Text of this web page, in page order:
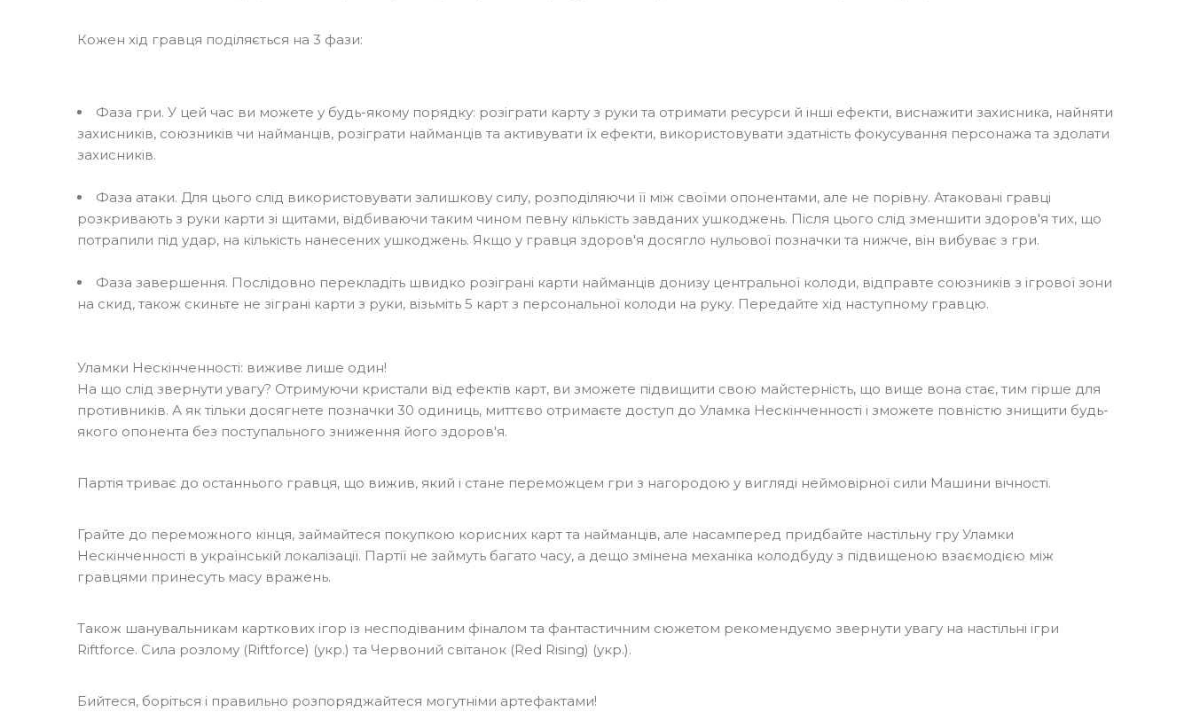
Кожен хід гравця поділяється на 3 фази:
Фаза гри. У цей час ви можете у будь-якому порядку: розіграти карту з руки та отримати ресурси й інші ефекти, виснажити захисника, найняти
захисників, союзників чи найманців, розіграти найманців та активувати їх ефекти, використовувати здатність фокусування персонажа та здолати
захисників.
Фаза атаки. Для цього слід використовувати залишкову силу, розподіляючи її між своїми опонентами, але не порівну. Атаковані гравці
розкривають з руки карти зі щитами, відбиваючи таким чином певну кількість завданих ушкоджень. Після цього слід зменшити здоров'я тих, що
потрапили під удар, на кількість нанесених ушкоджень. Якщо у гравця здоров'я досягло нульової позначки та нижче, він вибуває з гри.
Фаза завершення. Послідовно перекладіть швидко розіграні карти найманців донизу центральної колоди, відправте союзників з ігрової зони
на скид, також скиньте не зіграні карти з руки, візьміть 5 карт з персональної колоди на руку. Передайте хід наступному гравцю.
Уламки Нескінченності: виживе лише один!
На що слід звернути увагу? Отримуючи кристали від ефектів карт, ви зможете підвищити свою майстерність, що вище вона стає, тим гірше для
противників. А як тільки досягнете позначки 30 одиниць, миттєво отримаєте доступ до Уламка Нескінченності і зможете повністю знищити будь-
якого опонента без поступального зниження його здоров'я.
Партія триває до останнього гравця, що вижив, який і стане переможцем гри з нагородою у вигляді неймовірної сили Машини вічності.
Грайте до переможного кінця, займайтеся покупкою корисних карт та найманців, але насамперед придбайте настільну гру Уламки
Нескінченності в українській локалізації. Партії не займуть багато часу, а дещо змінена механіка колодбуду з підвищеною взаємодією між
гравцями принесуть масу вражень.
Також шанувальникам карткових ігор із несподіваним фіналом та фантастичним сюжетом рекомендуємо звернути увагу на настільні ігри
Riftforce. Сила розлому (Riftforce) (укр.) та Червоний світанок (Red Rising) (укр.).
Бийтеся, боріться і правильно розпоряджайтеся могутніми артефактами!